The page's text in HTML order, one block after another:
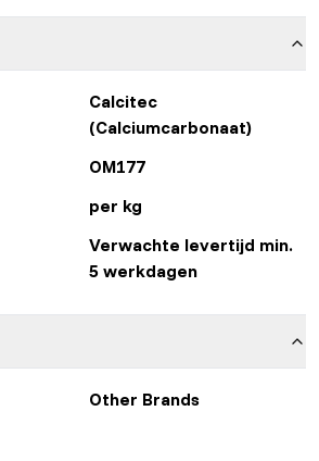
Calcitec
(Calciumcarbonaat)
OM177
per kg
Verwachte levertijd min.
5 werkdagen
Other Brands